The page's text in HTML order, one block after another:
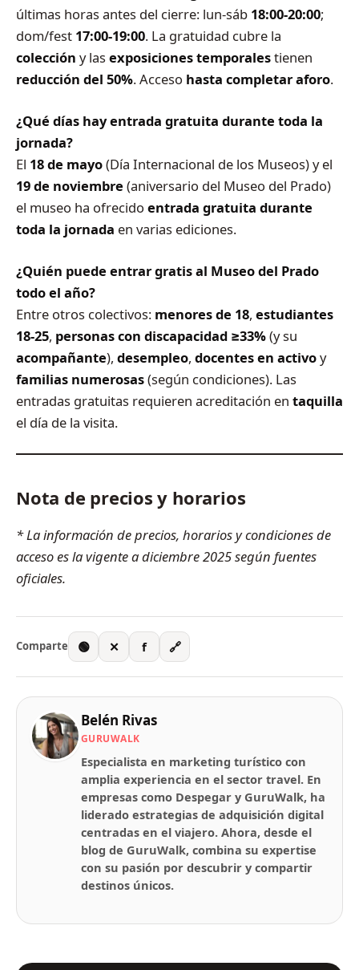
últimas horas antes del cierre: lun-sáb 18:00-20:00;
dom/fest 17:00-19:00. La gratuidad cubre la
colección y lasexposiciones temporalestienen
reducción del 50%. Acceso hasta completar aforo.
¿Qué días hay entrada gratuita durante toda la
jornada?
El 18 de mayo(Día Internacional de los Museos) y el
19 de noviembre (aniversario del Museo del Prado)
el museo ha ofrecido entrada gratuita durante
toda la jornada en varias ediciones.
¿Quién puede entrar gratis al Museo del Prado
todo el año?
Entre otros colectivos: menores de 18, estudiantes
18-25, personas con discapacidad ≥33%(y su
acompañante), desempleo, docentes en activoy
familias numerosas(según condiciones). Las
entradas gratuitas requieren acreditación en taquilla
el día de la visita.
Nota de precios y horarios
* La información de precios, horarios y condiciones de
acceso es la vigente a diciembre 2025 según fuentes
oficiales.
Comparte 🟢 ✕ f 🔗
Belén Rivas
GURUWALK
Especialista en marketing turístico con
amplia experiencia en el sector travel. En
empresas como Despegar y GuruWalk, ha
liderado estrategias de adquisición digital
centradas en el viajero. Ahora, desde el
blog de GuruWalk, combina su expertise
con su pasión por descubrir y compartir
destinos únicos.